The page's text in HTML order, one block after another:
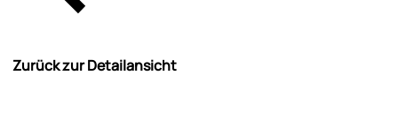
Zurück zur Detailansicht